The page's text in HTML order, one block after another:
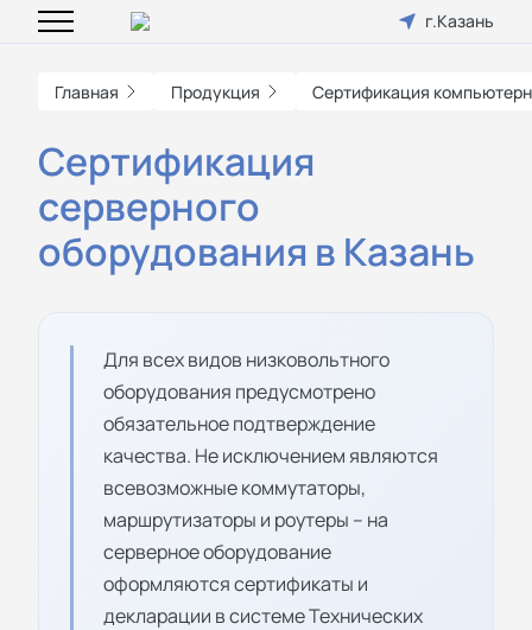
г.Казань
Главная Продукция Сертификация
Сертификация
серверного
оборудования в Казань
Для всех видов низковольтного
оборудования предусмотрено
обязательное подтверждение
качества. Не исключением являются
всевозможные коммутаторы,
маршрутизаторы и роутеры – на
серверное оборудование
оформляются сертификаты и
декларации в системе Технических